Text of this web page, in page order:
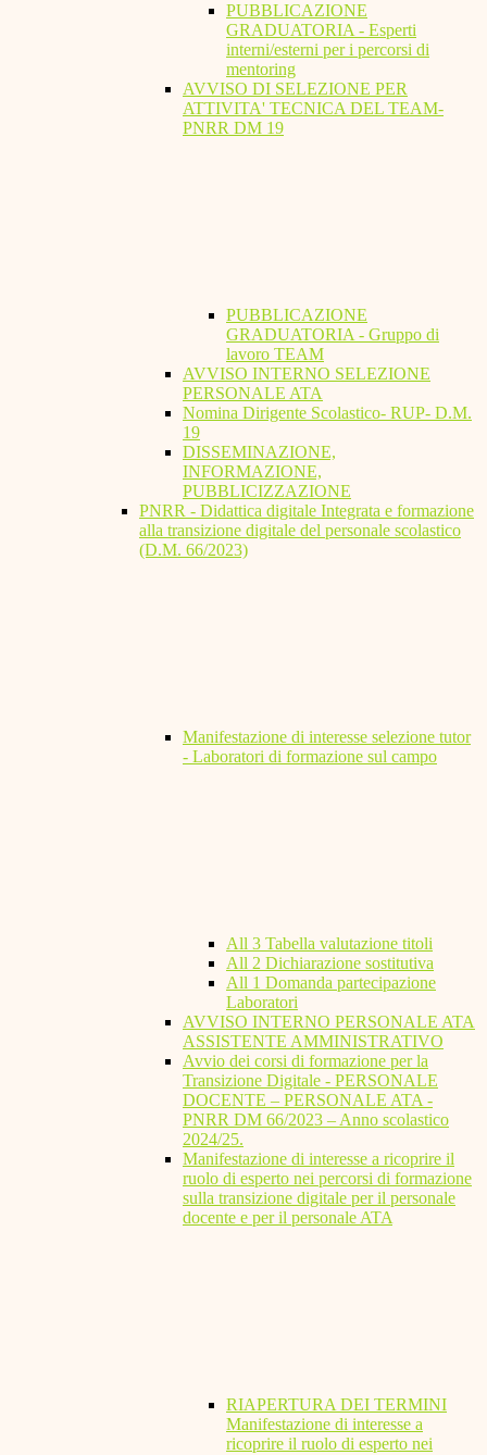
PUBBLICAZIONE
GRADUATORIA - Esperti
interni/esterni per i percorsi di
mentoring
AVVISO DI SELEZIONE PER
ATTIVITA' TECNICA DEL TEAM-
PNRR DM 19
PUBBLICAZIONE
GRADUATORIA - Gruppo di
lavoro TEAM
AVVISO INTERNO SELEZIONE
PERSONALE ATA
Nomina Dirigente Scolastico- RUP- D.M.
19
DISSEMINAZIONE,
INFORMAZIONE,
PUBBLICIZZAZIONE
PNRR - Didattica digitale Integrata e formazione
alla transizione digitale del personale scolastico
(D.M. 66/2023)
Manifestazione di interesse selezione tutor
- Laboratori di formazione sul campo
All 3 Tabella valutazione titoli
All 2 Dichiarazione sostitutiva
All 1 Domanda partecipazione
Laboratori
AVVISO INTERNO PERSONALE ATA
ASSISTENTE AMMINISTRATIVO
Avvio dei corsi di formazione per la
Transizione Digitale - PERSONALE
DOCENTE – PERSONALE ATA -
PNRR DM 66/2023 – Anno scolastico
2024/25.
Manifestazione di interesse a ricoprire il
ruolo di esperto nei percorsi di formazione
sulla transizione digitale per il personale
docente e per il personale ATA
RIAPERTURA DEI TERMINI
Manifestazione di interesse a
ricoprire il ruolo di esperto nei